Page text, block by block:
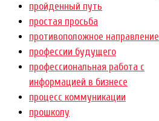
пройденный путь
простая просьба
противоположное направление
профессии будущего
профессиональная работа с
информацией в бизнесе
процесс коммуникации
прошколу